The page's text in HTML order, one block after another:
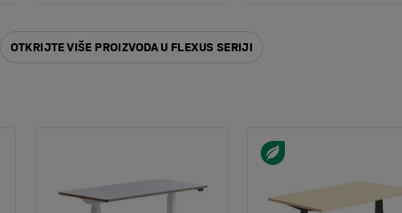
OTKRIJTE VIŠE PROIZVODA U FLEXUS SERIJI